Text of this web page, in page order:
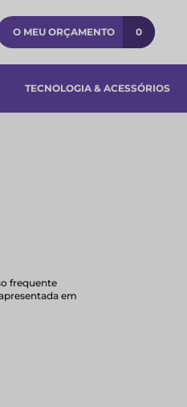
O MEU ORÇAMENTO 0
TECNOLOGIA & ACESSÓRIOS​
frequente
em